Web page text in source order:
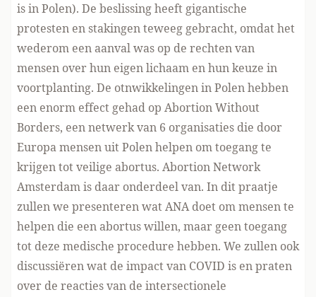
is in Polen). De beslissing heeft gigantische
protesten en stakingen teweeg gebracht, omdat het
wederom een aanval was op de rechten van
mensen over hun eigen lichaam en hun keuze in
voortplanting. De otnwikkelingen in Polen hebben
een enorm effect gehad op Abortion Without
Borders, een netwerk van 6 organisaties die door
Europa mensen uit Polen helpen om toegang te
krijgen tot veilige abortus. Abortion Network
Amsterdam is daar onderdeel van. In dit praatje
zullen we presenteren wat ANA doet om mensen te
helpen die een abortus willen, maar geen toegang
tot deze medische procedure hebben. We zullen ook
discussiëren wat de impact van COVID is en praten
over de reacties van de intersectionele